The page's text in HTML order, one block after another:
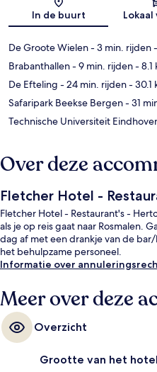
In de buurt
De Groote Wielen- 3 min. rijden
Brabanthallen- 9 min. rijden- 8.1
De Efteling - 24 min. rijden- 30.1
Safaripark Beekse Bergen- 31
Technische Universiteit
Over deze
Fletcher Hotel -
Fletcher Hotel - Restaurant's -
als je op reis gaat naar Rosmalen.
dag af met een drankje van de
het behulpzame personeel.
Informatie over
Meer over deze
Overzicht
Grootte van het hotel